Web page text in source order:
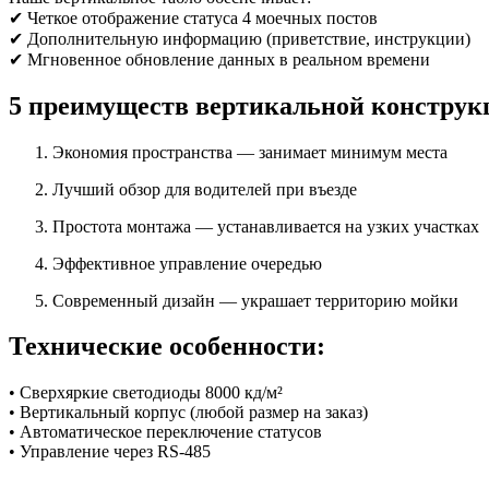
✔ Четкое отображение статуса 4 моечных постов
✔ Дополнительную информацию (приветствие, инструкции)
✔ Мгновенное обновление данных в реальном времени
5 преимуществ вертикальной
Экономия пространства — занимает минимум места
Лучший обзор для водителей при въезде
Простота монтажа — устанавливается на узких участках
Эффективное управление очередью
Современный дизайн — украшает территорию мойки
Технические особенности:
• Сверхяркие светодиоды 8000 кд/м²
• Вертикальный корпус (любой размер на заказ)
• Автоматическое переключение статусов
• Управление через RS-485